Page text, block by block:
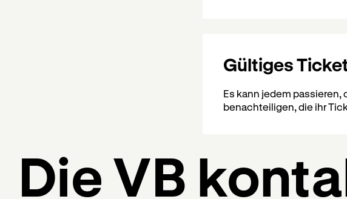
Gültiges
Es kann jedem
benachteiligen, die ihr
Die VB